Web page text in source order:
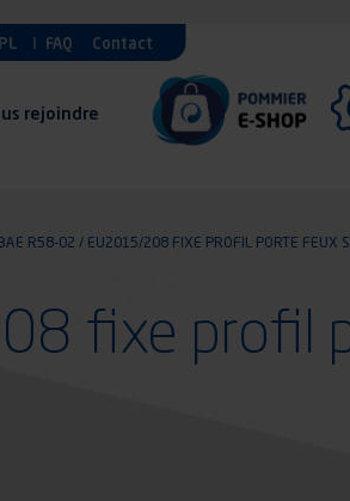
PL FAQ Contact
rejoindre
R58-02 / EU2015/208 FIXE PROFIL PORTE FEUX
fixe profil